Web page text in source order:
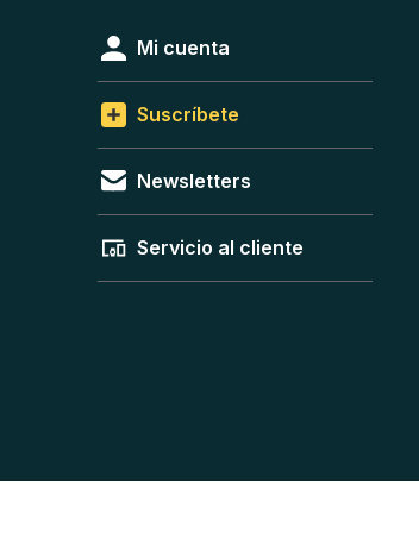
Mi cuenta
Suscríbete
Newsletters
Servicio al cliente